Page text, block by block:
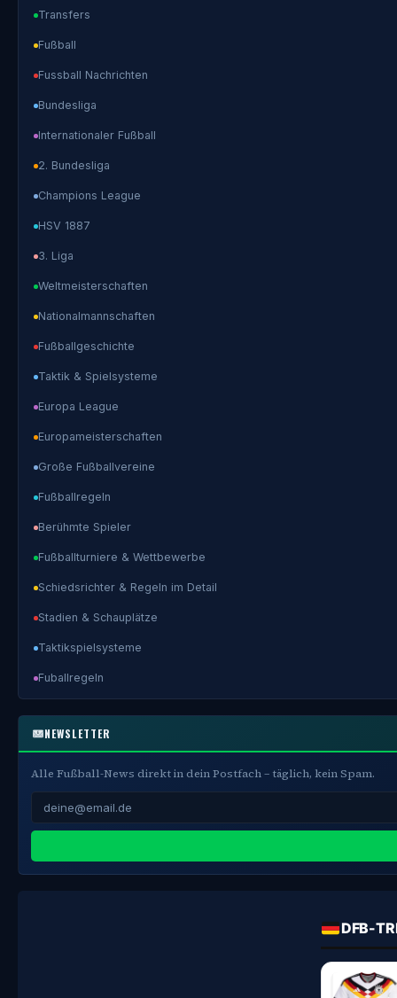
Transfers
Fußball
Fussball Nachrichten
Bundesliga
Internationaler Fußball
2. Bundesliga
Champions League
HSV 1887
3. Liga
Weltmeisterschaften
Nationalmannschaften
Fußballgeschichte
Taktik & Spielsysteme
Europa League
Europameisterschaften
Große Fußballvereine
Fußballregeln
Berühmte Spieler
Fußballturniere & Wettbewerbe
Schiedsrichter & Regeln im Detail
Stadien & Schauplätze
Taktikspielsysteme
Fuballregeln
NEWSLETTER
Alle Fußball-News direkt in dein Postfach – täglich, kein Spam.
DFB-